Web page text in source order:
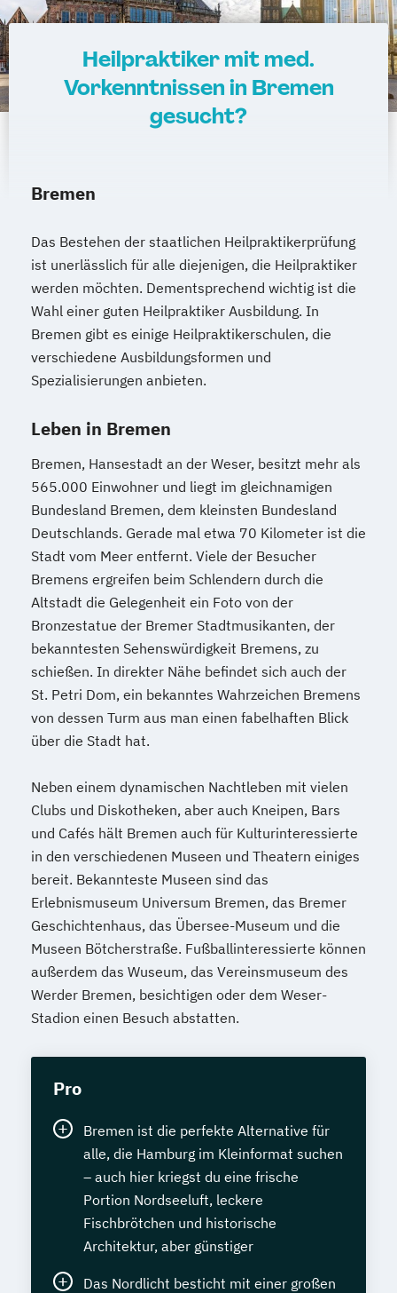
Heilpraktiker mit med.
Vorkenntnissen in Bremen
gesucht?
Bremen
Das Bestehen der staatlichen Heilpraktikerprüfung
ist unerlässlich für alle diejenigen, die Heilpraktiker
werden möchten. Dementsprechend wichtig ist die
Wahl einer guten Heilpraktiker Ausbildung. In
Bremen gibt es einige Heilpraktikerschulen, die
verschiedene Ausbildungsformen und
Spezialisierungen anbieten.
Leben in Bremen
Bremen, Hansestadt an der Weser, besitzt mehr als
565.000 Einwohner und liegt im gleichnamigen
Bundesland Bremen, dem kleinsten Bundesland
Deutschlands. Gerade mal etwa 70 Kilometer ist die
Stadt vom Meer entfernt. Viele der Besucher
Bremens ergreifen beim Schlendern durch die
Altstadt die Gelegenheit ein Foto von der
Bronzestatue der Bremer Stadtmusikanten, der
bekanntesten Sehenswürdigkeit Bremens, zu
schießen. In direkter Nähe befindet sich auch der
St. Petri Dom, ein bekanntes Wahrzeichen Bremens
von dessen Turm aus man einen fabelhaften Blick
über die Stadt hat.
Neben einem dynamischen Nachtleben mit vielen
Clubs und Diskotheken, aber auch Kneipen, Bars
und Cafés hält Bremen auch für Kulturinteressierte
in den verschiedenen Museen und Theatern einiges
bereit. Bekannteste Museen sind das
Erlebnismuseum Universum Bremen, das Bremer
Geschichtenhaus, das Übersee-Museum und die
Museen Bötcherstraße. Fußballinteressierte können
außerdem das Wuseum, das Vereinsmuseum des
Werder Bremen, besichtigen oder dem Weser-
Stadion einen Besuch abstatten.
Pro
Bremen ist die perfekte Alternative für
alle, die Hamburg im Kleinformat suchen
– auch hier kriegst du eine frische
Portion Nordseeluft, leckere
Fischbrötchen und historische
Architektur, aber günstiger
Das Nordlicht besticht mit einer großen